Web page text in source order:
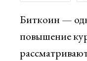
Биткоин —
повышение